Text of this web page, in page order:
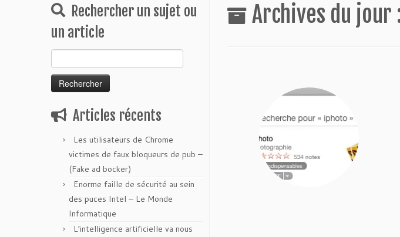
Rechercher un sujet ou
un article
Articles récents
Les utilisateurs de Chrome
victimes de faux bloqueurs de pub –
(Fake ad bocker)
Enorme faille de sécurité au sein
des puces Intel – Le Monde
Informatique
L’intelligence artificielle va nous
Archives du jour